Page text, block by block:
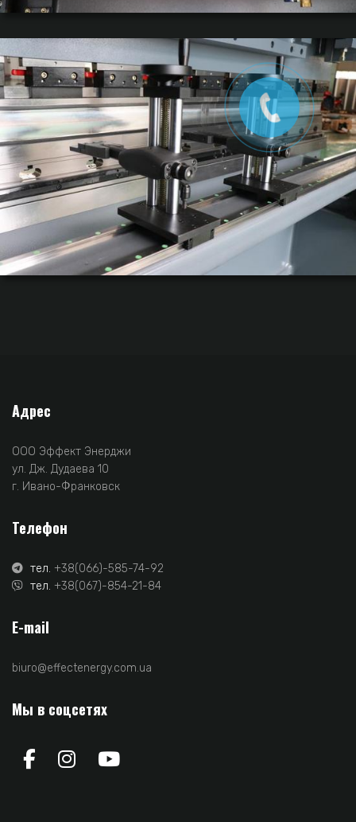
Адрес
ООО Эффект Энерджи
ул. Дж. Дудаева 10
г. Ивано-Франковск
Телефон
тел. +38(066)-585-74-92
тел. +38(067)-854-21-84
E-mail
biuro@effectenergy.com.ua
Мы в соцсетях